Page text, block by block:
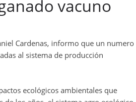
vacuno
Cardenas, informo que un numero
al sistema de producción
ecológicos ambientales que